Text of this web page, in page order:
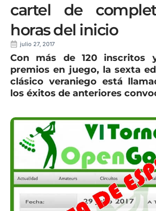
cartel de
horas del inicio
julio 27, 2017
Con más de 120 inscritos
premios en juego, la sexta
clásico veraniego está
los éxitos de anteriores